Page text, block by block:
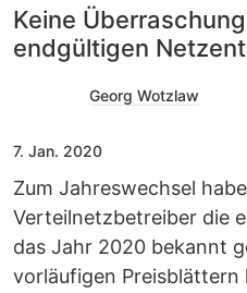
Keine
endgültigen
Georg Wotzlaw
7. Jan. 2020
Zum Jahreswechsel
Verteilnetzbetreiber die
das Jahr 2020 bekannt
vorläufigen Preisblättern